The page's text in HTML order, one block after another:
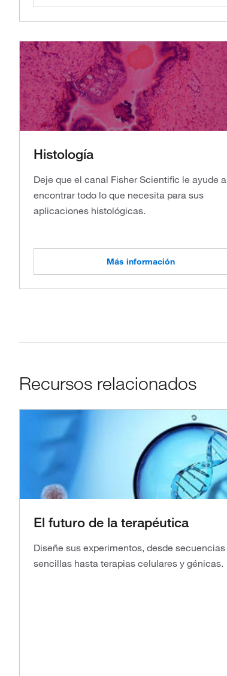
Histología
Deje que el canal Fisher Scientific le ayude a
encontrar todo lo que necesita para sus
aplicaciones histológicas.
Más información
Recursos relacionados
El futuro de la terapéutica
Diseñe sus experimentos, desde secuencias
sencillas hasta terapias celulares y génicas.